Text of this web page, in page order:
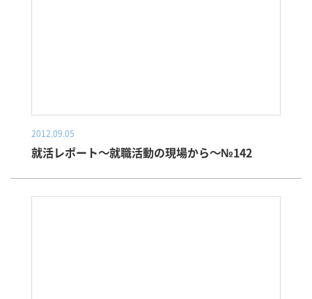
2012.09.05
就活レポート～就職活動の現場から～№142